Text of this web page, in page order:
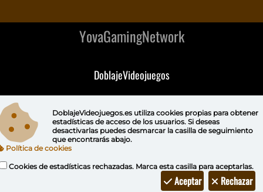
YovaGamingNetwork
DoblajeVideojuegos
DeVuego
DeVuego GAL
DeVuego Portugal
DoblajeVideojuegos.es utiliza cookies propiaspara obtener
estadísticas de acceso de los usuarios. Si deseas
desactivarlas puedes desmarcar la casilla de seguimiento
que encontrarás abajo.
Política de cookies
Cookies de estadísticas rechazadas. Marca esta casilla para aceptarlas.
Rechazar
Aceptar